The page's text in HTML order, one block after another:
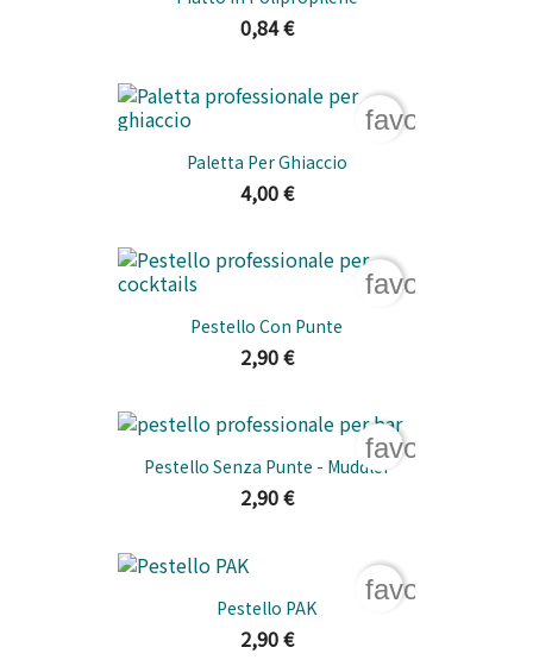
0,84 €
Paletta Per Ghiaccio
4,00 €
Pestello Con Punte
2,90 €
Pestello Senza Punte - Muddler
2,90 €
Pestello PAK
2,90 €